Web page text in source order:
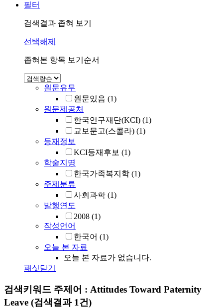
필터
검색결과 좁혀 보기
선택해제
좁혀본 항목 보기순서
원문유무
원문있음 (1)
원문제공처
한국연구재단(KCI) (1)
교보문고(스콜라) (1)
등재정보
KCI등재후보 (1)
학술지명
한국가족복지학 (1)
주제분류
사회과학 (1)
발행연도
2008 (1)
작성언어
한국어 (1)
오늘 본 자료
오늘 본 자료가 없습니다.
패싯닫기
검색키워드 주제어 : Attitudes Toward Paternity
Leave (검색결과 1건)